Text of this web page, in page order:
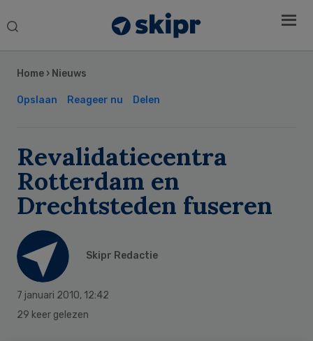
Search
Home › Nieuws
Opslaan Reageer nu Delen
Revalidatiecentra
Rotterdam en
Drechtsteden fuseren
Skipr Redactie
7 januari 2010, 12:42
29 keer gelezen
Sidebar